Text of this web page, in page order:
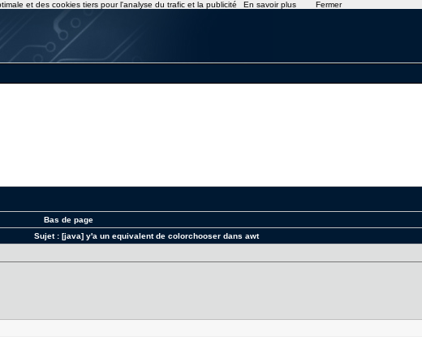
Bas de page
Sujet :[java] y'a un equivalent de colorchooser dans awt
et des cookies tiers pour l'analyse du trafic et la publicité En savoir plus Fermer